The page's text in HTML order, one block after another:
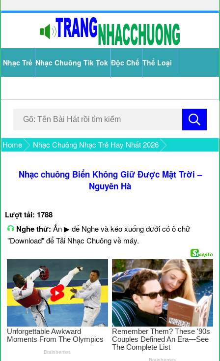
Nhạc Trẻ Nhạc Chuông Tik Tok Độc Chế Thể Loại
Home Nhạc Chuông Nhạc Trẻ Hay Nhất 2026
Nhạc chuông Biển Không Giữ Được Mặt Trời –
Nguyên Hà
Lượt tải: 1788
Nghe thử: Ấn ▶ để Nghe và kéo xuống dưới có ô chữ
"Download" để Tải Nhạc Chuông về máy.